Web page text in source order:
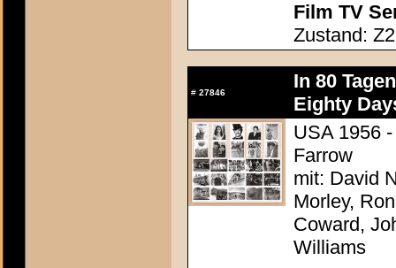
Film TV
Zustand: Z2
# 27846
In 80
Eighty
USA 1956
Farrow
mit: David
Morley,
Coward,
Williams